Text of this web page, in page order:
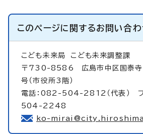
このページに関するお問い合わ
こども未来局 こども未来調整課
〒730-8586 広島市中区国泰寺
号（市役所3階）
電話：082-504-2812（代表）
504-2248
ko-